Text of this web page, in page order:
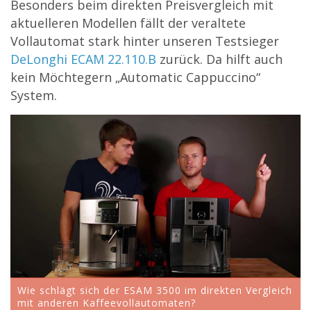
Besonders beim direkten Preisvergleich mit
aktuelleren Modellen fällt der veraltete
Vollautomat stark hinter unseren Testsieger
DeLonghi ECAM 22.110.B zurück. Da hilft auch
kein Möchtegern „Automatic Cappuccino“
System.
Wie schlägt sich der ESAM 3500 im direkten Vergleich
mit anderen Kaffeevollautomaten?